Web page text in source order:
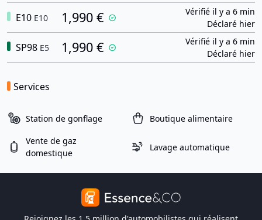
E10 E10 1,990 €
Vérifié il y a 6 min
Déclaré hier
SP98 E5 1,990 €
Vérifié il y a 6 min
Déclaré hier
Services
Station de gonflage Boutique alimentaire
Vente de gaz
domestique
Lavage automatique